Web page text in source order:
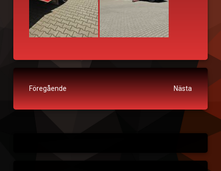
Fortsätt läsa
Föregående Nästa